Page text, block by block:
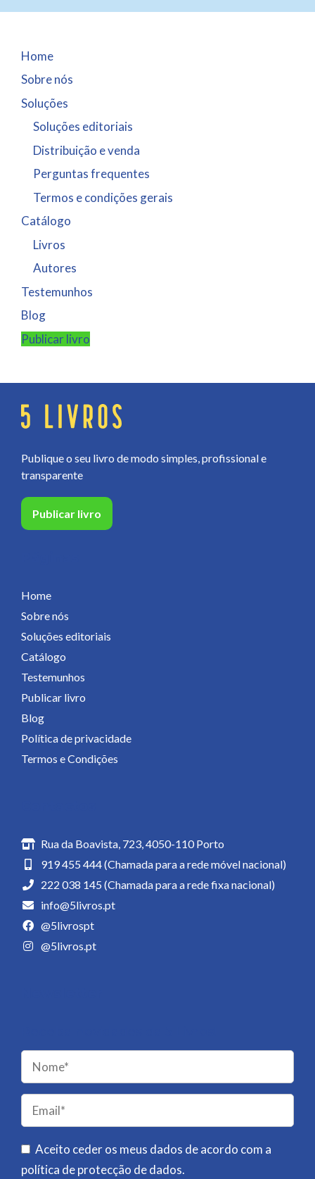
Home
Sobre nós
Soluções
Soluções editoriais
Distribuição e venda
Perguntas frequentes
Termos e condições gerais
Catálogo
Livros
Autores
Testemunhos
Blog
Publicar livro
Publique o seu livro de modo simples, profissional e
transparente
Publicar livro
Home
Sobre nós
Soluções editoriais
Catálogo
Testemunhos
Publicar livro
Blog
Política de privacidade
Termos e Condições
Rua da Boavista, 723, 4050-110 Porto
919 455 444 (Chamada para a rede móvel nacional)
222 038 145 (Chamada para a rede fixa nacional)
info@5livros.pt
@5livrospt
@5livros.pt
Please
leave
this
field
empty.
Aceito ceder os meus dados de acordo com a
política de protecção de dados.